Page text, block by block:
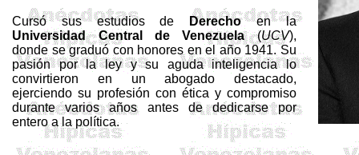
Cursó sus estudios de Derechoen la
Universidad Central de Venezuela(UCV),
donde se graduó con honores en el año 1941. Su
pasión por la ley y su aguda inteligencia lo
convirtieron en un abogado destacado,
ejerciendo su profesión con ética y compromiso
durante varios años antes de dedicarse por
entero a la política.